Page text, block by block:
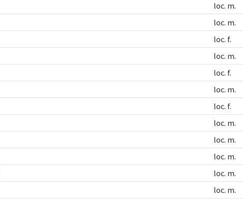
loc. m.
loc. m.
loc. f.
loc. m.
loc. f.
loc. m.
loc. f.
loc. m.
loc. m.
loc. m.
loc. m.
loc. m.